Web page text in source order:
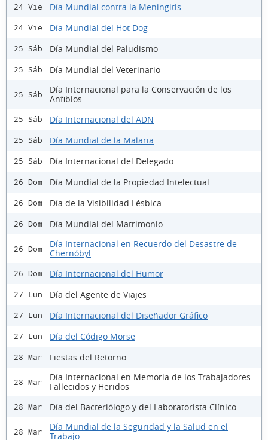
24 Vie Día Mundial contra la Meningitis
24 Vie Día Mundial del Hot Dog
25 Sáb Día Mundial del Paludismo
25 Sáb Día Mundial del Veterinario
25 Sáb
Día Internacional para la Conservación de los
Anfibios
25 Sáb Día Internacional del ADN
25 Sáb Día Mundial de la Malaria
25 Sáb Día Internacional del Delegado
26 Dom Día Mundial de la Propiedad Intelectual
26 Dom Día de la Visibilidad Lésbica
26 Dom Día Mundial del Matrimonio
26 Dom
Día Internacional en Recuerdo del Desastre de
Chernóbyl
26 Dom Día Internacional del Humor
27 Lun Día del Agente de Viajes
27 Lun Día Internacional del Diseñador Gráfico
27 Lun Día del Código Morse
28 Mar Fiestas del Retorno
28 Mar
Día Internacional en Memoria de los Trabajadores
Fallecidos y Heridos
28 Mar Día del Bacteriólogo y del Laboratorista Clínico
28 Mar
Día Mundial de la Seguridad y la Salud en el
Trabajo